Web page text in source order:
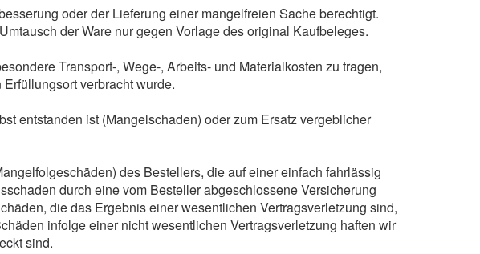
oder der Lieferung einer mangelfreien Sache berechtigt.
der Ware nur gegen Vorlage des original Kaufbeleges.
Transport-, Wege-, Arbeits- und Materialkosten zu tragen,
verbracht wurde.
entstanden ist (Mangelschaden) oder zum Ersatz vergeblicher
des Bestellers, die auf einer einfach fahrlässig
durch eine vom Besteller abgeschlossene Versicherung
die das Ergebnis einer wesentlichen Vertragsverletzung sind,
infolge einer nicht wesentlichen Vertragsverletzung haften wir
sind.